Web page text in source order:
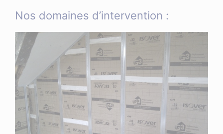
Nos domaines d’intervention :